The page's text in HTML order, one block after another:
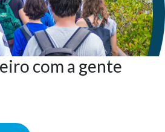
com a gente